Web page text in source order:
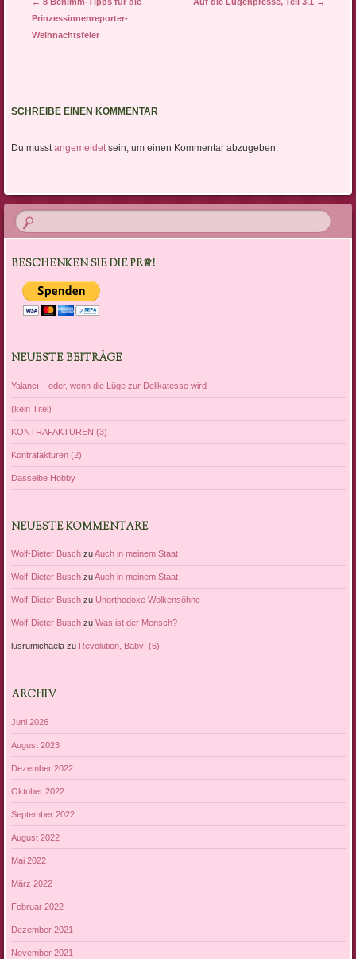
Prinzessinnenreporter-
Weihnachtsfeier
SCHREIBE EINEN KOMMENTAR
Du musstangemeldetsein, um einen Kommentar abzugeben.
BESCHENKEN SIE DIE PR♕!
NEUESTE BEITRÄGE
Yalancı – oder, wenn die Lüge zur Delikatesse wird
(kein Titel)
KONTRAFAKTUREN (3)
Kontrafakturen (2)
Dasselbe Hobby
NEUESTE KOMMENTARE
Wolf-Dieter BuschzuAuch in meinem Staat
Wolf-Dieter BuschzuAuch in meinem Staat
Wolf-Dieter Buschzu Unorthodoxe Wolkensöhne
Wolf-Dieter Buschzu Was ist der Mensch?
lusrumichaelazu Revolution, Baby! (6)
ARCHIV
Juni 2026
August 2023
Dezember 2022
Oktober 2022
September 2022
August 2022
Mai 2022
März 2022
Februar 2022
Dezember 2021
November 2021